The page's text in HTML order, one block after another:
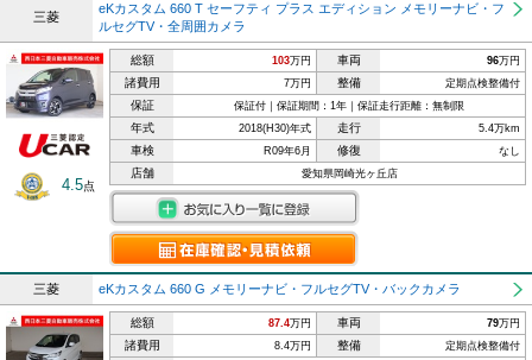
三菱
eKカスタム 660 T セーフティ プラス エディション メモリーナビ・フ
ルセグTV・全周囲カメラ
4.5点
総額 103万円 車両 96万円
諸費用 7万円 整備 定期点検整備付
保証 保証付｜保証期間：1年｜保証走行距離：無制限
年式 2018(H30)年式 走行 5.4万km
車検 R09年6月 修復 なし
店舗 愛知県岡崎光ヶ丘店
三菱 eKカスタム 660 G メモリーナビ・フルセグTV・バックカメラ
総額 87.4万円 車両 79万円
諸費用 8.4万円 整備 定期点検整備付